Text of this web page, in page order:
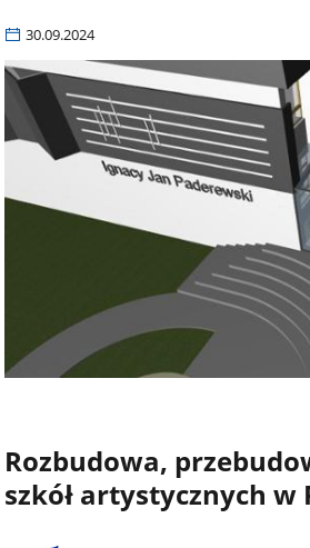
30.09.2024
Rozbudowa,
szkół artystycznych w